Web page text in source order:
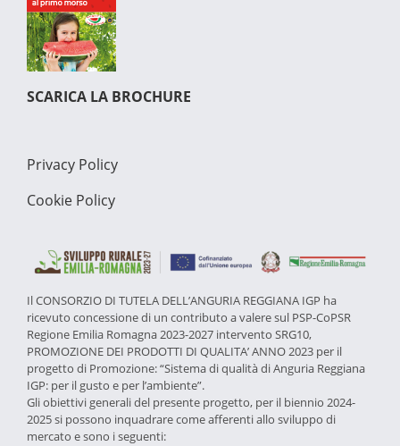
SCARICA LA BROCHURE
Privacy Policy
Cookie Policy
Il CONSORZIO DI TUTELA DELL’ANGURIA REGGIANA IGP ha
ricevuto concessione di un contributo a valere sul PSP-CoPSR
Regione Emilia Romagna 2023-2027 intervento SRG10,
PROMOZIONE DEI PRODOTTI DI QUALITA’ ANNO 2023 per il
progetto di Promozione: “Sistema di qualità di Anguria Reggiana
IGP: per il gusto e per l’ambiente”.
Gli obiettivi generali del presente progetto, per il biennio 2024-
2025 si possono inquadrare come afferenti allo sviluppo di
mercato e sono i seguenti: